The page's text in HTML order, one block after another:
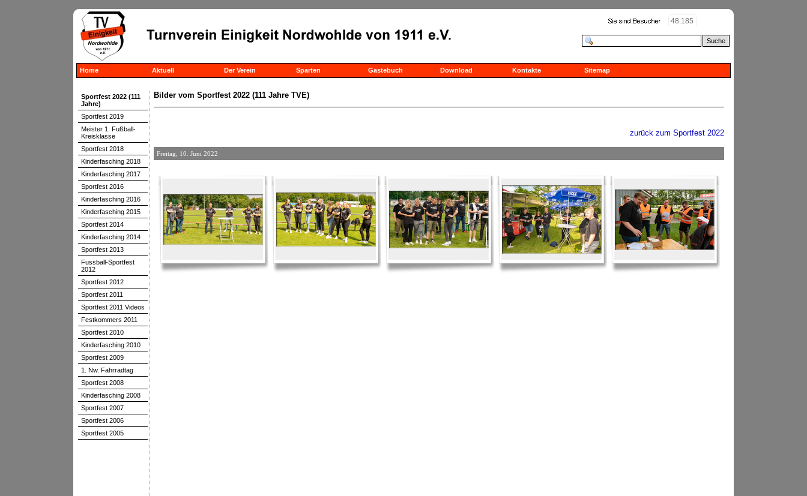
Suche
48.185
Home Aktuell Der Verein Sparten Gästebuch Download Kontakte Sitemap
Bilder vom Sportfest 2022 (111 Jahre TVE)
zurück zum Sportfest 2022
Freitag, 10. Juni 2022
Sportfest 2022 (111
Jahre)
Sportfest 2019
Meister 1. Fußball-
Kreisklasse
Sportfest 2018
Kinderfasching 2018
Kinderfasching 2017
Sportfest 2016
Kinderfasching 2016
Kinderfasching 2015
Sportfest 2014
Kinderfasching 2014
Sportfest 2013
Fussball-Sportfest
2012
Sportfest 2012
Sportfest 2011
Sportfest 2011 Videos
Festkommers 2011
Sportfest 2010
Kinderfasching 2010
Sportfest 2009
1. Nw. Fahrradtag
Sportfest 2008
Kinderfasching 2008
Sportfest 2007
Sportfest 2006
Sportfest 2005